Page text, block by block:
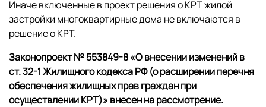
Иначе включенные в проект решения о КРТ жилой
застройки многоквартирные дома не включаются в
решение о КРТ.
Законопроект № 553849-8 «О внесении изменений в
ст. 32-1 Жилищного кодекса РФ (о расширении перечня
обеспечения жилищных прав граждан при
осуществлении КРТ)» внесен на рассмотрение.